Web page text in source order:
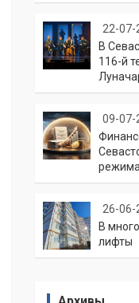
22-07-
В
116-й
09-07-
26-06-
В
лифты